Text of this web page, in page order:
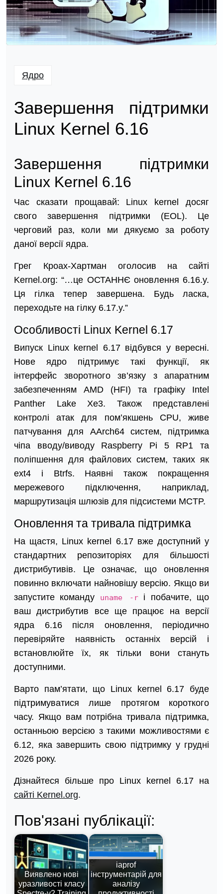
Ядро
Завершення підтримки
Linux Kernel 6.16
Завершення підтримки
Linux Kernel 6.16
Час сказати прощавай: Linux kernel досяг
свого завершення підтримки (EOL). Це
черговий раз, коли ми дякуємо за роботу
даної версії ядра.
Грег Кроах-Хартман оголосив на сайті
Kernel.org: “…це ОСТАННЄ оновлення 6.16.y.
Ця гілка тепер завершена. Будь ласка,
переходьте на гілку 6.17.y.”
Особливості Linux Kernel 6.17
Випуск Linux kernel 6.17 відбувся у вересні.
Нове ядро підтримує такі функції, як
інтерфейс зворотного зв’язку з апаратним
забезпеченням AMD (HFI) та графіку Intel
Panther Lake Xe3. Також представлені
контролі атак для пом’якшень CPU, живе
патчування для AArch64 систем, підтримка
чіпа вводу/виводу Raspberry Pi 5 RP1 та
поліпшення для файлових систем, таких як
ext4 і Btrfs. Наявні також покращення
мережевого підключення, наприклад,
маршрутизація шлюзів для підсистеми MCTP.
Оновлення та тривала підтримка
На щастя, Linux kernel 6.17 вже доступний у
стандартних репозиторіях для більшості
дистрибутивів. Це означає, що оновлення
повинно включати найновішу версію. Якщо ви
запустите команду
uname -r і побачите, що
ваш дистрибутив все ще працює на версії
ядра 6.16 після оновлення, періодично
перевіряйте наявність останніх версій і
встановлюйте їх, як тільки вони стануть
доступними.
Варто пам’ятати, що Linux kernel 6.17 буде
підтримуватися лише протягом короткого
часу. Якщо вам потрібна тривала підтримка,
останньою версією з такими можливостями є
6.12, яка завершить свою підтримку у грудні
2026 року.
Дізнайтеся більше про Linux kernel 6.17 на
сайті Kernel.org.
Пов'язані публікації:
Виявлено нові
уразливості класу
iaprof
інструментарій для
аналізу